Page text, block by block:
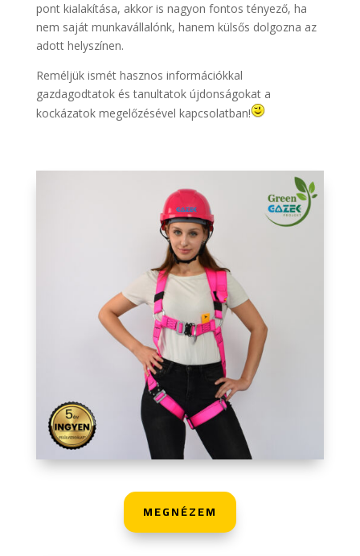
pont kialakítása, akkor is nagyon fontos tényező, ha
nem saját munkavállalónk, hanem külsős dolgozna az
adott helyszínen.
Reméljük ismét hasznos információkkal
gazdagodtatok és tanultatok újdonságokat a
kockázatok megelőzésével kapcsolatban!
MEGNÉZEM